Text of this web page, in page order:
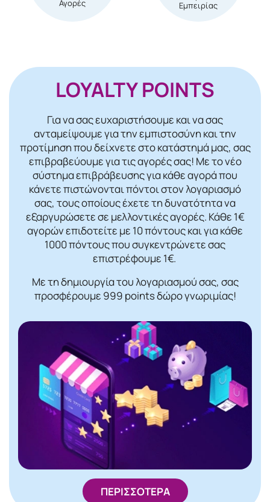
Αγορές
Εμπειρίας
LOYALTY POINTS
Για να σας ευχαριστήσουμε και να σας
ανταμείψουμε για την εμπιστοσύνη και την
προτίμηση που δείχνετε στο κατάστημά μας, σας
επιβραβεύουμε για τις αγορές σας! Mε το νέο
σύστημα επιβράβευσης για κάθε αγορά που
κάνετε πιστώνονται πόντοι στον λογαριασμό
σας, τους οποίους έχετε τη δυνατότητα να
εξαργυρώσετε σε μελλοντικές αγορές. Κάθε 1€
αγορών επιδοτείτε με 10 πόντους και για κάθε
1000 πόντους που συγκεντρώνετε σας
επιστρέφουμε 1€.
Με τη δημιουργία του λογαριασμού σας, σας
προσφέρουμε 999 points δώρο γνωριμίας!
ΠΕΡΙΣΣΟΤΕΡΑ